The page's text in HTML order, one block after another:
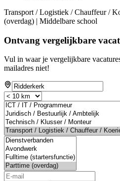
Transport / Logistiek / Chauffeur /
(overdag) | Middelbare school
Ontvang vergelijkbare
Vul in waar je vergelijkbare
mailadres niet!